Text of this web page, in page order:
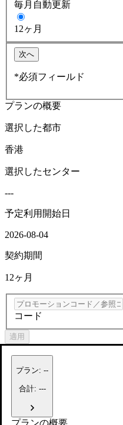
毎月自動更新
12ヶ月
次へ
*必須フィールド
プランの概要
選択した都市
香港
選択したセンター
---
予定利用開始日
2026-08-04
契約期間
12ヶ月
コード
適用
プラン: --
合計: ---